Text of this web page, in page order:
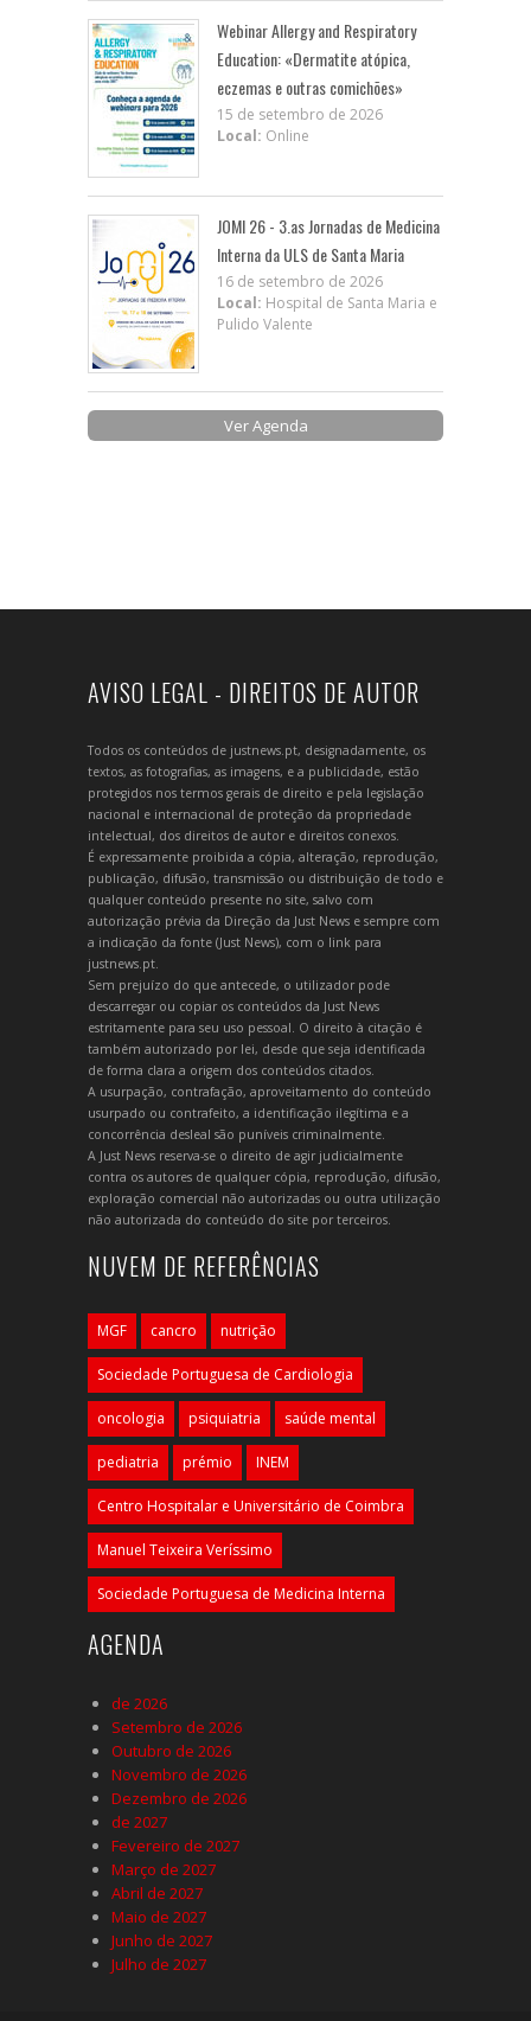
Webinar Allergy and Respiratory
Education: «Dermatite atópica,
eczemas e outras comichões»
15 de setembro de 2026
Local: Online
JOMI 26 - 3.as Jornadas de Medicina
Interna da ULS de Santa Maria
16 de setembro de 2026
Local: Hospital de Santa Maria e
Pulido Valente
Ver Agenda
AVISO LEGAL - DIREITOS DE AUTOR
Todos os conteúdos de justnews.pt, designadamente, os
textos, as fotografias, as imagens, e a publicidade, estão
protegidos nos termos gerais de direito e pela legislação
nacional e internacional de proteção da propriedade
intelectual, dos direitos de autor e direitos conexos.
É expressamente proibida a cópia, alteração, reprodução,
publicação, difusão, transmissão ou distribuição de todo e
qualquer conteúdo presente no site, salvo com
autorização prévia da Direção da Just News e sempre com
a indicação da fonte (Just News), com o link para
justnews.pt.
Sem prejuízo do que antecede, o utilizador pode
descarregar ou copiar os conteúdos da Just News
estritamente para seu uso pessoal. O direito à citação é
também autorizado por lei, desde que seja identificada
de forma clara a origem dos conteúdos citados.
A usurpação, contrafação, aproveitamento do conteúdo
usurpado ou contrafeito, a identificação ilegítima e a
concorrência desleal são puníveis criminalmente.
A Just News reserva-se o direito de agir judicialmente
contra os autores de qualquer cópia, reprodução, difusão,
exploração comercial não autorizadas ou outra utilização
não autorizada do conteúdo do site por terceiros.
NUVEM DE REFERÊNCIAS
MGF cancro nutrição
Sociedade Portuguesa de Cardiologia
oncologia psiquiatria saúde mental
pediatria prémio INEM
Centro Hospitalar e Universitário de Coimbra
Manuel Teixeira Veríssimo
Sociedade Portuguesa de Medicina Interna
AGENDA
de 2026
Setembro de 2026
Outubro de 2026
Novembro de 2026
Dezembro de 2026
de 2027
Fevereiro de 2027
Março de 2027
Abril de 2027
Maio de 2027
Junho de 2027
Julho de 2027